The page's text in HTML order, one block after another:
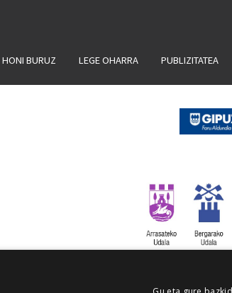
HONI BURUZ LEGE OHARRA PUBLIZITATEA